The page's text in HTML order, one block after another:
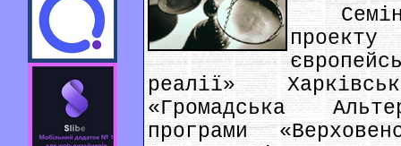
реалії»
«Громадська
програми